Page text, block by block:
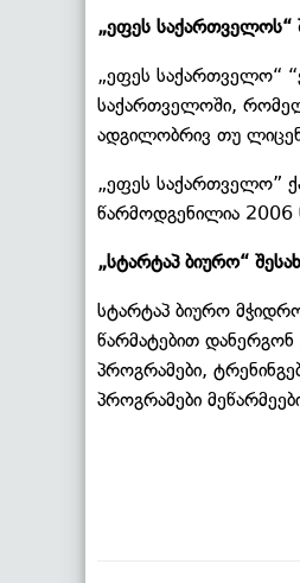
„ეფეს საქართველოს“
„ეფეს საქართველო“
საქართველოში,
ადგილობრივ თუ
„ეფეს საქართველო”
წარმოდგენილია
„სტარტაპ ბიურო“
სტარტაპ ბიურო
წარმატებით დანერგონ
პროგრამები,
პროგრამები